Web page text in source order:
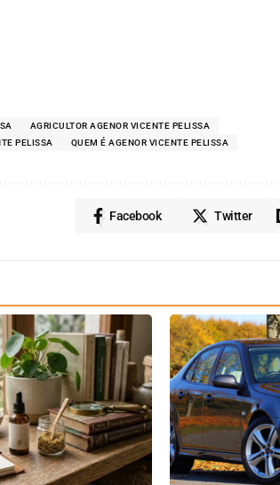
AGRICULTOR AGENOR VICENTE PELISSA
PELISSA QUEM É AGENOR VICENTE PELISSA
Facebook Twitter